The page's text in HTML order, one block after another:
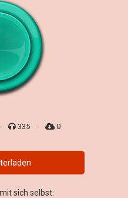
- 335 - 0
sich selbst: